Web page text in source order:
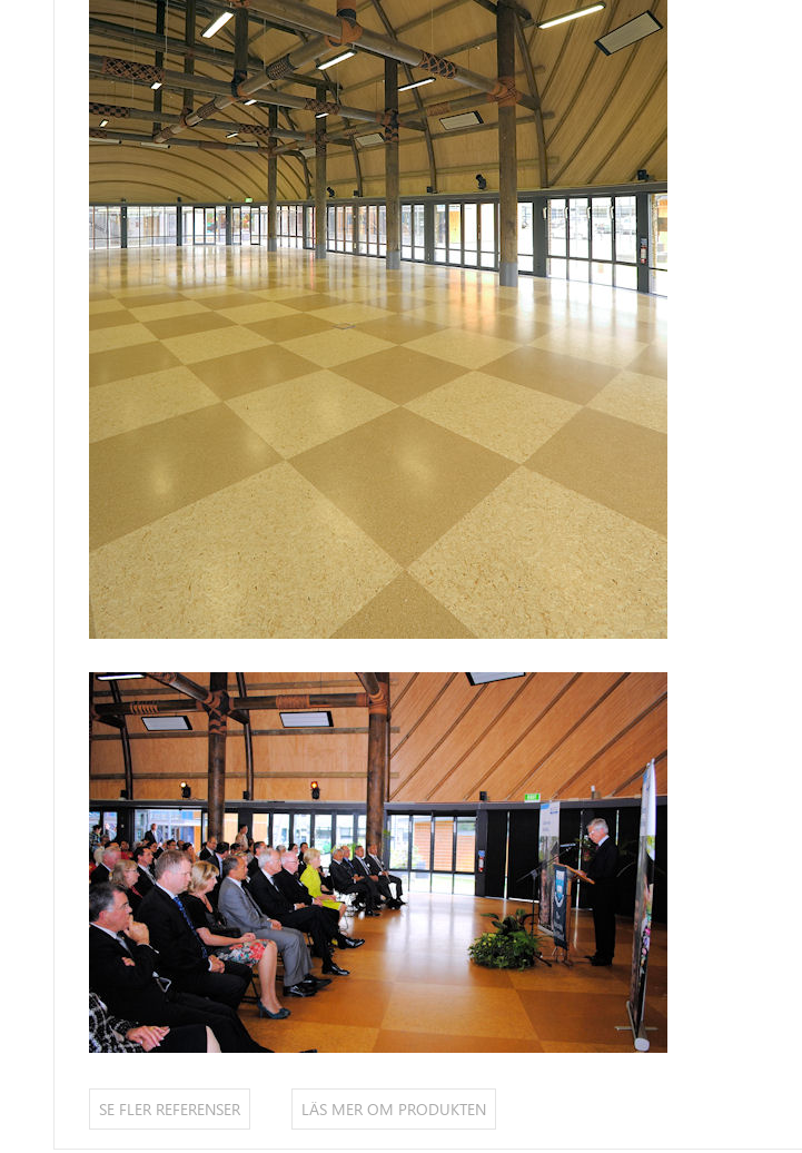
SE FLER REFERENSER LÄS MER OM PRODUKTEN